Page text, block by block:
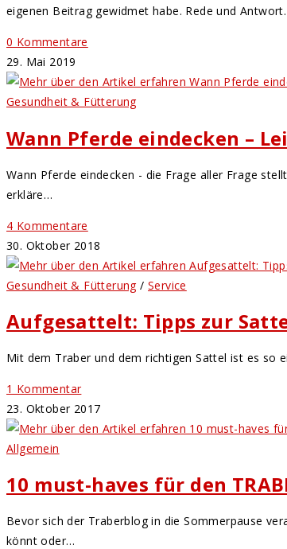
eigenen Beitrag gewidmet habe. Rede und
0 Kommentare
29. Mai 2019
Gesundheit & Fütterung
Wann Pferde eindecken –
Wann Pferde eindecken - die Frage aller Frage
erkläre…
4 Kommentare
30. Oktober 2018
Gesundheit & Fütterung/Service
Aufgesattelt: Tipps zur
Mit dem Traber und dem richtigen Sattel ist es so
1 Kommentar
23. Oktober 2017
Allgemein
10 must-haves für den
Bevor sich der Traberblog in die Sommerpause
könnt oder…